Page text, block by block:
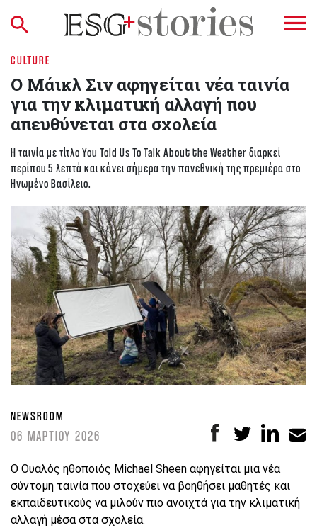
CULTURE
O Μάικλ Σιν αφηγείται νέα ταινία
για την κλιματική αλλαγή που
απευθύνεται στα σχολεία
Η ταινία με τίτλο You Told Us To Talk About the Weather διαρκεί
περίπου 5 λεπτά και κάνει σήμερα την πανεθνική της πρεμιέρα στο
Ηνωμένο Βασίλειο.
NEWSROOM
06 ΜΑΡΤΙΟΥ 2026
Ο Ουαλός ηθοποιός Michael Sheen αφηγείται μια νέα
σύντομη ταινία που στοχεύει να βοηθήσει μαθητές και
εκπαιδευτικούς να μιλούν πιο ανοιχτά για την κλιματική
αλλαγή μέσα στα σχολεία.